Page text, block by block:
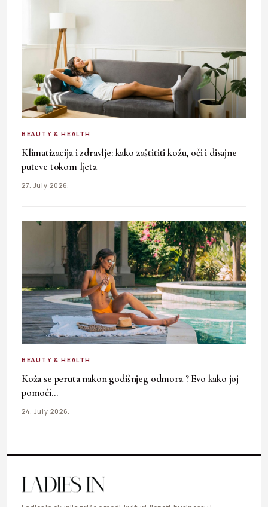
BEAUTY & HEALTH
Klimatizacija i zdravlje: kako zaštititi kožu, oči i disajne
puteve tokom ljeta
27. July 2026.
BEAUTY & HEALTH
Koža se peruta nakon godišnjeg odmora ? Evo kako joj
pomoći…
24. July 2026.